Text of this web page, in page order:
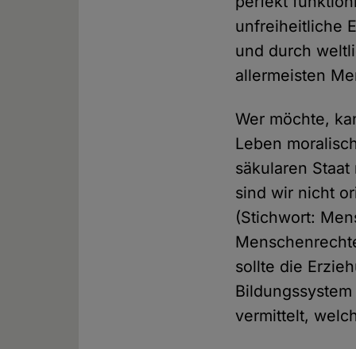
unfreiheitliche
und durch
allermeisten
Wer möchte,
Leben
säkularen
sind wir nicht
(Stichwort:
sollte die
vermittelt,